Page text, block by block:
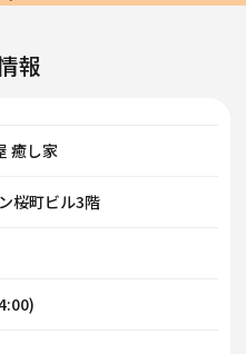
報
癒し家
桜町ビル3階